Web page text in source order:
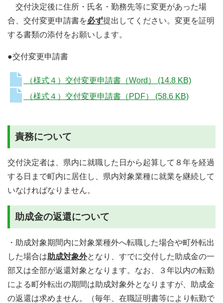
交付決定後に住所・氏名・勤務先等に変更があった場
合、交付変更申請書を必ず提出してください。変更を証明
する書類の添付をお願いします。
●交付変更申請書
（様式４）交付変更申請書（Word） (14.8 KB)
（様式４）交付変更申請書（PDF） (58.6 KB)
責務について
交付決定者は、県内に就職した日から起算して８年を経過
する日まで町内に居住し、県内対象業種に就業を継続して
いなければなりません。
助成金の返還について
・助成対象期間内に対象業種外へ転職した場合や町外転出
した場合は助成対象外となり、すでに交付した助成金の一
部又は全部が返還対象となります。なお、３年以内の転勤
による町外転出の期間は助成対象外となりますが、助成金
の返還は求めません。（毎年、在職証明書等により転勤で